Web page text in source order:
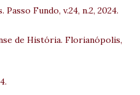
Fundo, v.24, n.2, 2024.
de História. Florianópolis,